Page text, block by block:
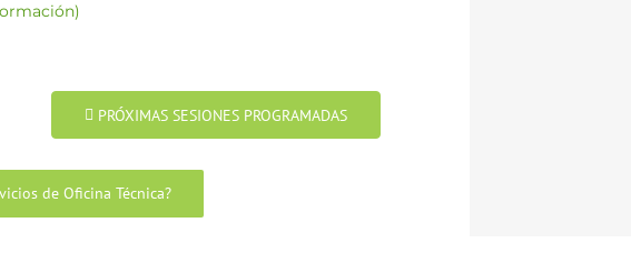
PRÓXIMAS SESIONES PROGRAMADAS
de Oficina Técnica?